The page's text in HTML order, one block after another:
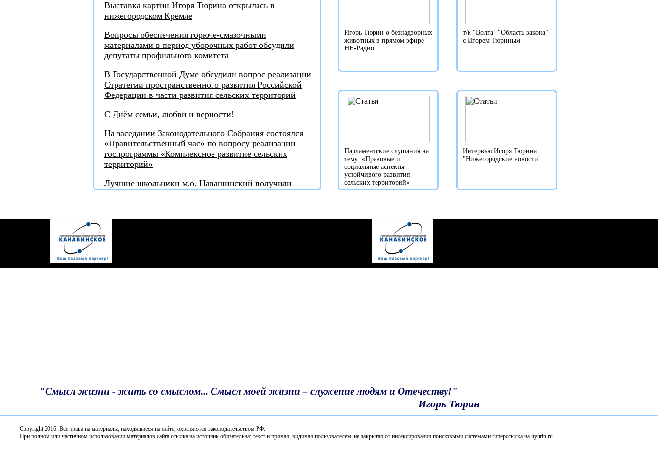
Выставка картин Игоря Тюрина открылась в
нижегородском Кремле
Вопросы обеспечения горюче-смазочными
материалами в период уборочных работ обсудили
депутаты профильного комитета
В Государственной Думе обсудили вопрос реализации
Стратегии пространственного развития Российской
Федерации в части развития сельских территорий
С Днём семьи, любви и верности!
На заседании Законодательного Собрания состоялся
«Правительственный час» по вопросу реализации
госпрограммы «Комплексное развитие сельских
территорий»
Лучшие школьники м.о. Навашинский получили
награды от депутата
Турнир по шахматам ко Дню России в клубе
Всероссийского конкурса «Земский почтальон»
Всероссийский агродиктант
Депутаты профильного комитета обсудили комплекс
Игорь Тюрин о безнадзорных
животных в прямом эфире
НН-Радио
т/к "Волга" "Область закона"
с Игорем Тюриным
Парламентские слушания на
тему: «Правовые и
социальные аспекты
устойчивого развития
сельских территорий»
Интервью Игоря Тюрина
"Нижегородские новости"
"Смысл жизни - жить со смыслом... Смысл моей жизни – служение людям и Отечеству!"
Игорь Тюрин
Copyright 2016. Все права на материалы, находящиеся нa сайте, охраняются законодательством РФ.
При полном или частичном использовании материалов сайта ссылка на источник обязательна: текст и прямая, видимая пользователем, не закрытая от индексирования поисковыми системами гиперссылка на ityurin.ru